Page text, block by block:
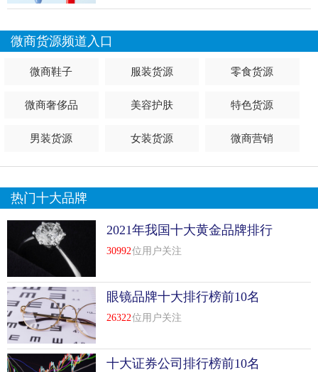
微商货源频道入口
微商鞋子 服装货源 零食货源
微商奢侈品 美容护肤 特色货源
男装货源 女装货源 微商营销
热门十大品牌
2021年我国十大黄金品牌排行
榜前十名
30992位用户关注
眼镜品牌十大排行榜前10名
26322位用户关注
十大证券公司排行榜前10名